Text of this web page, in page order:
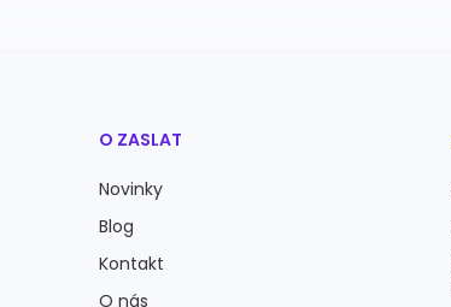
O ZASLAT
Novinky
Blog
Kontakt
O nás